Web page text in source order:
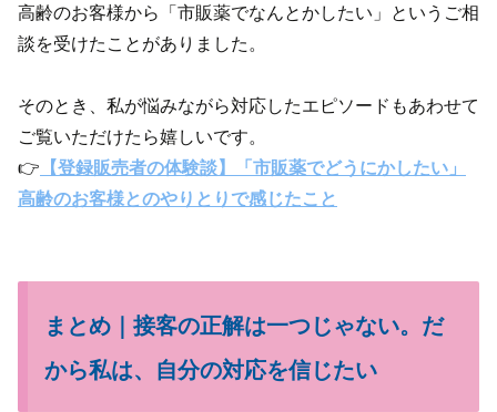
高齢のお客様から「市販薬でなんとかしたい」というご相
談を受けたことがありました。
そのとき、私が悩みながら対応したエピソードもあわせて
ご覧いただけたら嬉しいです。
👉 【登録販売者の体験談】「市販薬でどうにかしたい」
高齢のお客様とのやりとりで感じたこと
まとめ｜接客の正解は一つじゃない。だ
から私は、自分の対応を信じたい